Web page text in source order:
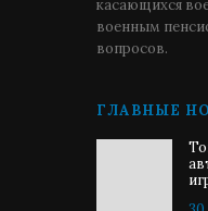
касающихся
военным
вопросов.
ГЛАВНЫЕ